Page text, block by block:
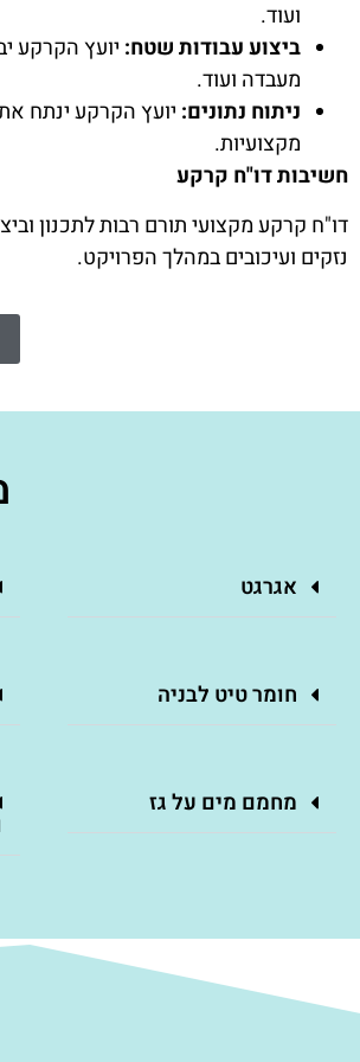
ועוד.
ביצוע עבודות שטח: יועץ הקרקע
מעבדה ועוד.
ניתוח נתונים: יועץ הקרקע ינתח
מקצועיות.
חשיבות דו"ח קרקע
דו"ח קרקע מקצועי תורם רבות לתכנון
נזקים ועיכובים במהלך הפרויקט.
אגרגט
חומר טיט לבניה
מחמם מים על גז